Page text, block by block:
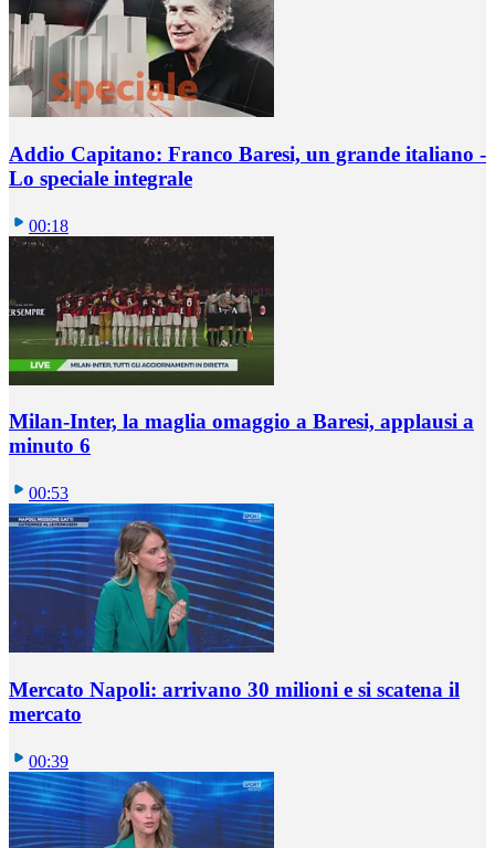
Addio Capitano: Franco Baresi, un grande italiano -
Lo speciale integrale
00:18
Milan-Inter, la maglia omaggio a Baresi, applausi a
minuto 6
00:53
Mercato Napoli: arrivano 30 milioni e si scatena il
mercato
00:39